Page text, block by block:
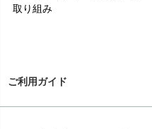
取り組み
ご利用ガイド